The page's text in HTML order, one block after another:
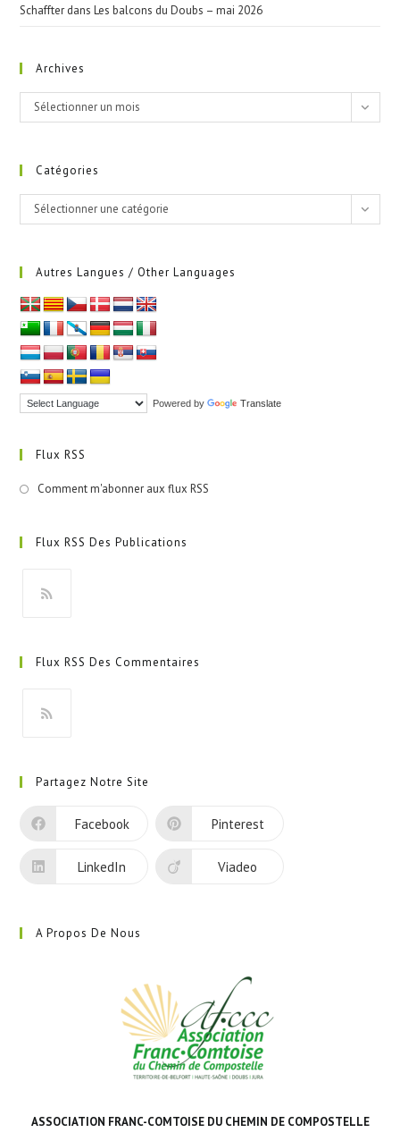
Schaffter dansLes balcons du Doubs – mai 2026
Archives
Archives
Sélectionner un mois
Catégories
Catégories
Sélectionner une catégorie
Autres Langues / Other Languages
Powered by Translate
Flux RSS
Comment m'abonner aux flux RSS
Flux RSS Des Publications
un
onglet
Flux RSS Des Commentaires
un
nouvel
Partagez Notre Site
Facebook Pinterest
LinkedIn Viadeo
A Propos De Nous
ASSOCIATION FRANC-COMTOISE DU CHEMIN DE COMPOSTELLE